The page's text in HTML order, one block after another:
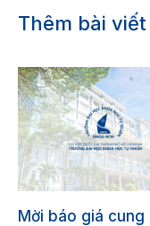
Thêm bài
Mời báo giá cung